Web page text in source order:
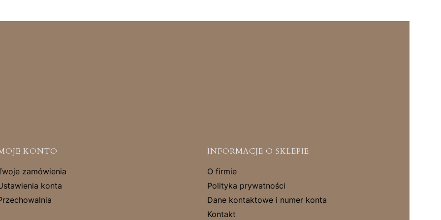
KONTO
zamówienia
konta
INFORMACJE O SKLEPIE
O firmie
Polityka prywatności
Dane kontaktowe i numer konta
Kontakt